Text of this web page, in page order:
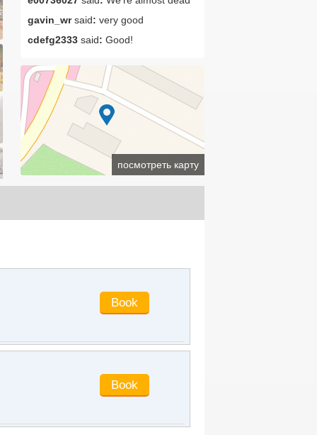
gavin_wrsaid:very good
cdefg2333said :Good!
lmin118said:Every time I visit
transportation is very convenient, and
the facilities, environment and services
are pretty good~
Dixie
said:not bad
cln0576
said: The hotel is very close
to the office. The room facilities are
OK. The breakfast is poor and there is
nothing to eat. I hope it can be
said:
No, it's just
lcj0112said:High cost performance,
convenient travel and comfortable
close to the office, the room facilities
посмотреть карту